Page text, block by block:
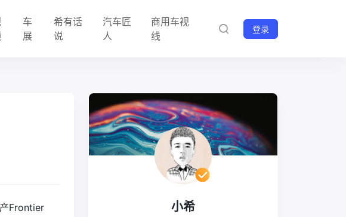
车
展
希有话
说
汽车匠
人
商用车视
线
登录
Frontier
小希